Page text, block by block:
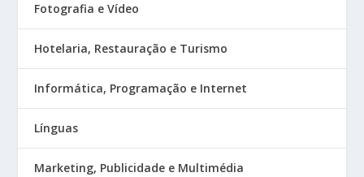
Fotografia e Vídeo
Hotelaria, Restauração e Turismo
Informática, Programação e Internet
Línguas
Marketing, Publicidade e Multimédia